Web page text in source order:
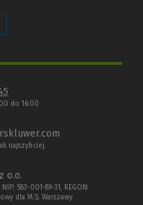
do 16:00
najszybciej.
o.o.
583-001-89-31, REGON:
dla M.S. Warszawy